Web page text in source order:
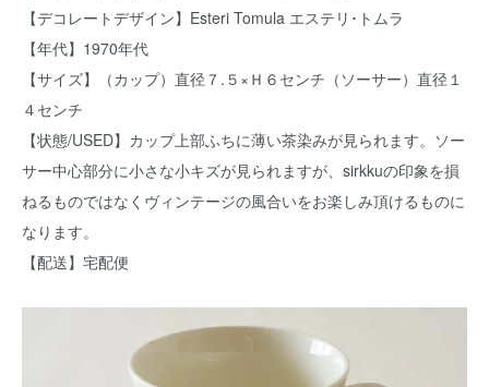
【デコレートデザイン】Esteri Tomula エステリ･トムラ
【年代】1970年代
【サイズ】（カップ）直径７.５×Ｈ６センチ（ソーサー）直径１
４センチ
【状態/USED】カップ上部ふちに薄い茶染みが見られます。ソー
サー中心部分に小さな小キズが見られますが、sirkkuの印象を損
ねるものではなくヴィンテージの風合いをお楽しみ頂けるものに
なります。
【配送】宅配便